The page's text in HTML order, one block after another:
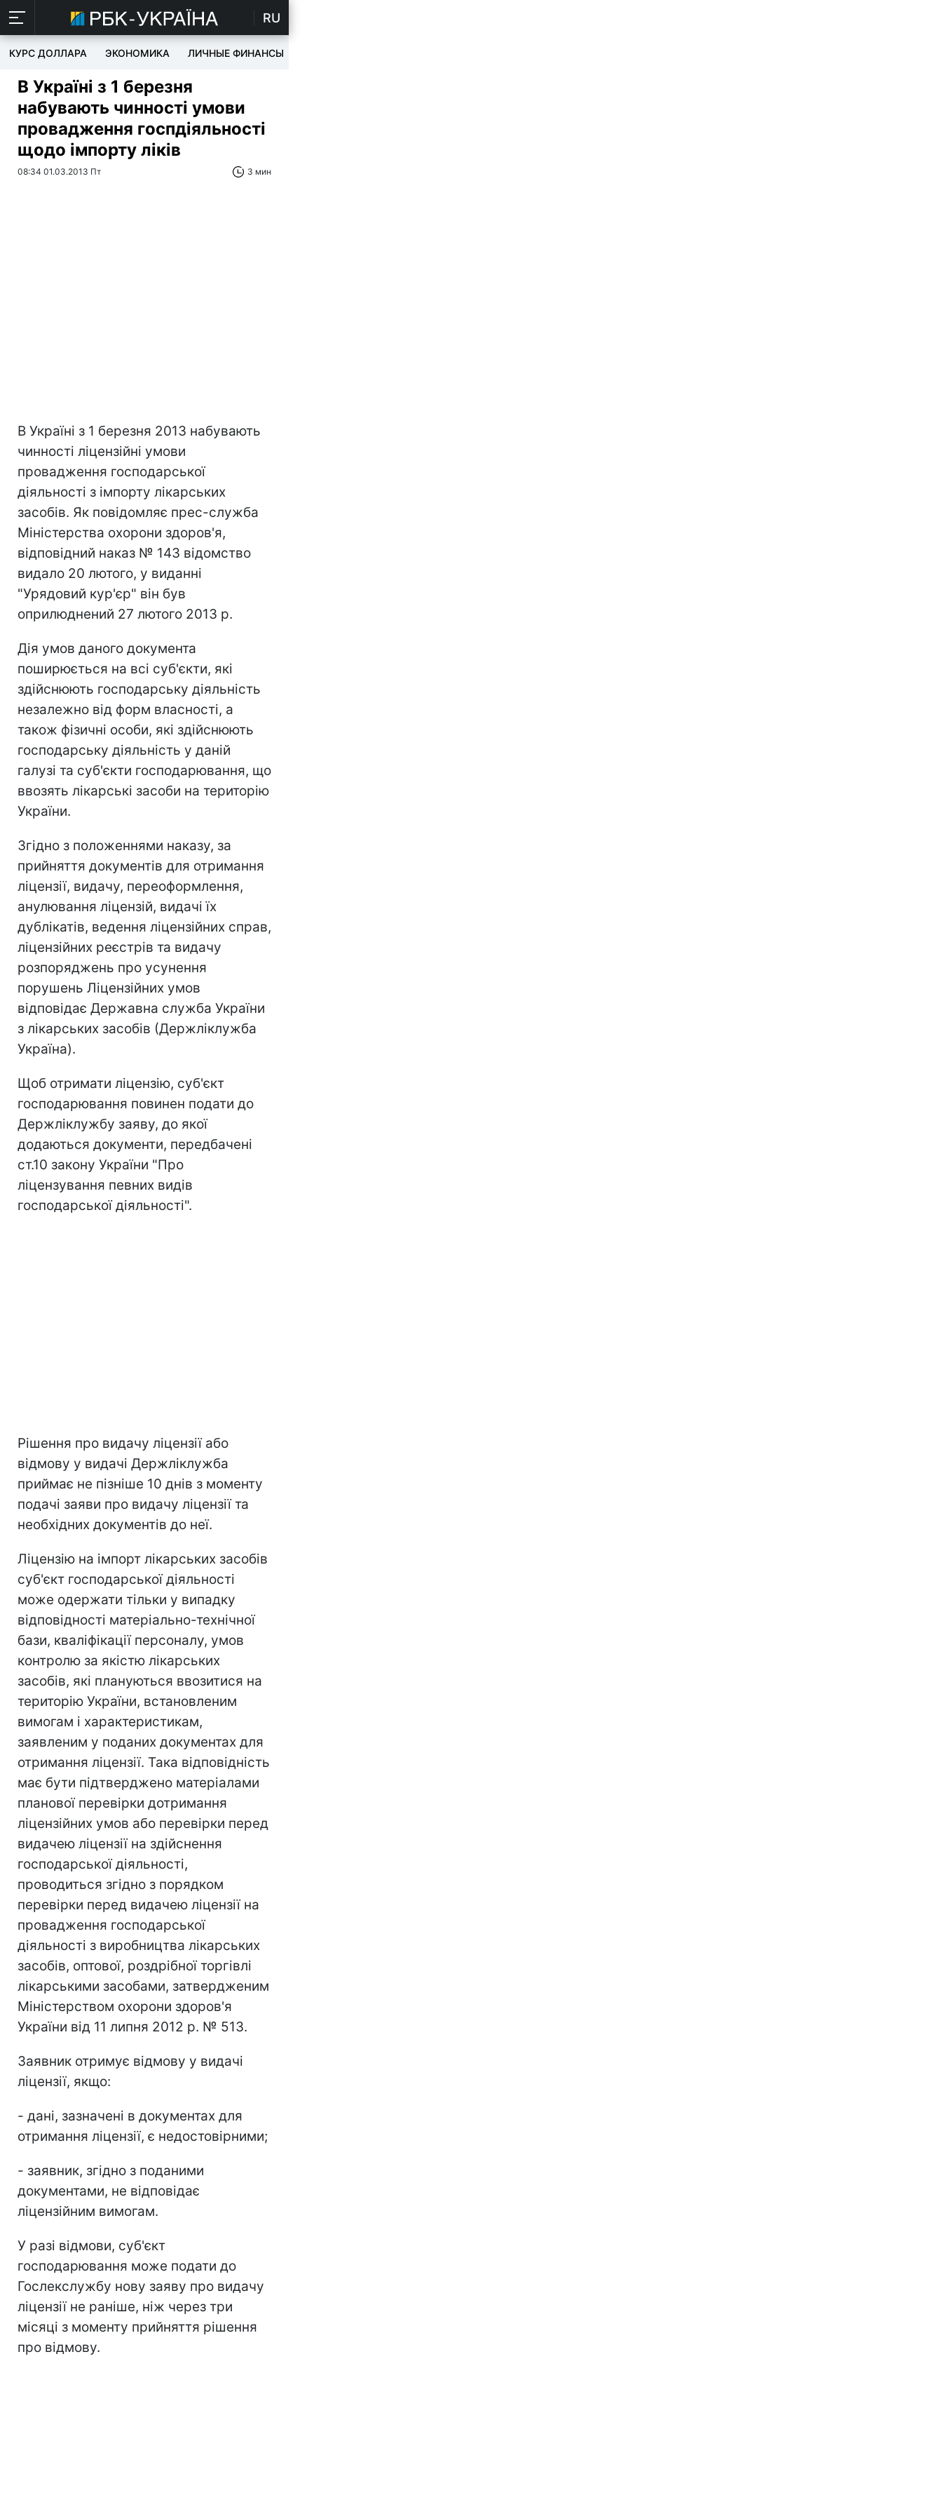
RU
КУРС ДОЛЛАРА ЭКОНОМИКА ЛИЧНЫЕ ФИНАНСЫ
В Україні з 1 березня
набувають чинності умови
провадження госпдіяльності
щодо імпорту ліків
08:34 01.03.2013 Пт 3 мин
В Україні з 1 березня 2013 набувають
чинності ліцензійні умови
провадження господарської
діяльності з імпорту лікарських
засобів. Як повідомляє прес-служба
Міністерства охорони здоров'я,
відповідний наказ № 143 відомство
видало 20 лютого, у виданні
"Урядовий кур'єр" він був
оприлюднений 27 лютого 2013 р.
Дія умов даного документа
поширюється на всі суб'єкти, які
здійснюють господарську діяльність
незалежно від форм власності, а
також фізичні особи, які здійснюють
господарську діяльність у даній
галузі та суб'єкти господарювання, що
ввозять лікарські засоби на територію
України.
Згідно з положеннями наказу, за
прийняття документів для отримання
ліцензії, видачу, переоформлення,
анулювання ліцензій, видачі їх
дублікатів, ведення ліцензійних справ,
ліцензійних реєстрів та видачу
розпоряджень про усунення
порушень Ліцензійних умов
відповідає Державна служба України
з лікарських засобів (Держліклужба
Україна).
Щоб отримати ліцензію, суб'єкт
господарювання повинен подати до
Держліклужбу заяву, до якої
додаються документи, передбачені
ст.10 закону України "Про
ліцензування певних видів
господарської діяльності".
Рішення про видачу ліцензії або
відмову у видачі Держліклужба
приймає не пізніше 10 днів з моменту
подачі заяви про видачу ліцензії та
необхідних документів до неї.
Ліцензію на імпорт лікарських засобів
суб'єкт господарської діяльності
може одержати тільки у випадку
відповідності матеріально-технічної
бази, кваліфікації персоналу, умов
контролю за якістю лікарських
засобів, які плануються ввозитися на
територію України, встановленим
вимогам і характеристикам,
заявленим у поданих документах для
отримання ліцензії. Така відповідність
має бути підтверджено матеріалами
планової перевірки дотримання
ліцензійних умов або перевірки перед
видачею ліцензії на здійснення
господарської діяльності,
проводиться згідно з порядком
перевірки перед видачею ліцензії на
провадження господарської
діяльності з виробництва лікарських
засобів, оптової, роздрібної торгівлі
лікарськими засобами, затвердженим
Міністерством охорони здоров'я
України від 11 липня 2012 р. № 513.
Заявник отримує відмову у видачі
ліцензії, якщо:
- дані, зазначені в документах для
отримання ліцензії, є недостовірними;
- заявник, згідно з поданими
документами, не відповідає
ліцензійним вимогам.
У разі відмови, суб'єкт
господарювання може подати до
Гослекслужбу нову заяву про видачу
ліцензії не раніше, ніж через три
місяці з моменту прийняття рішення
про відмову.